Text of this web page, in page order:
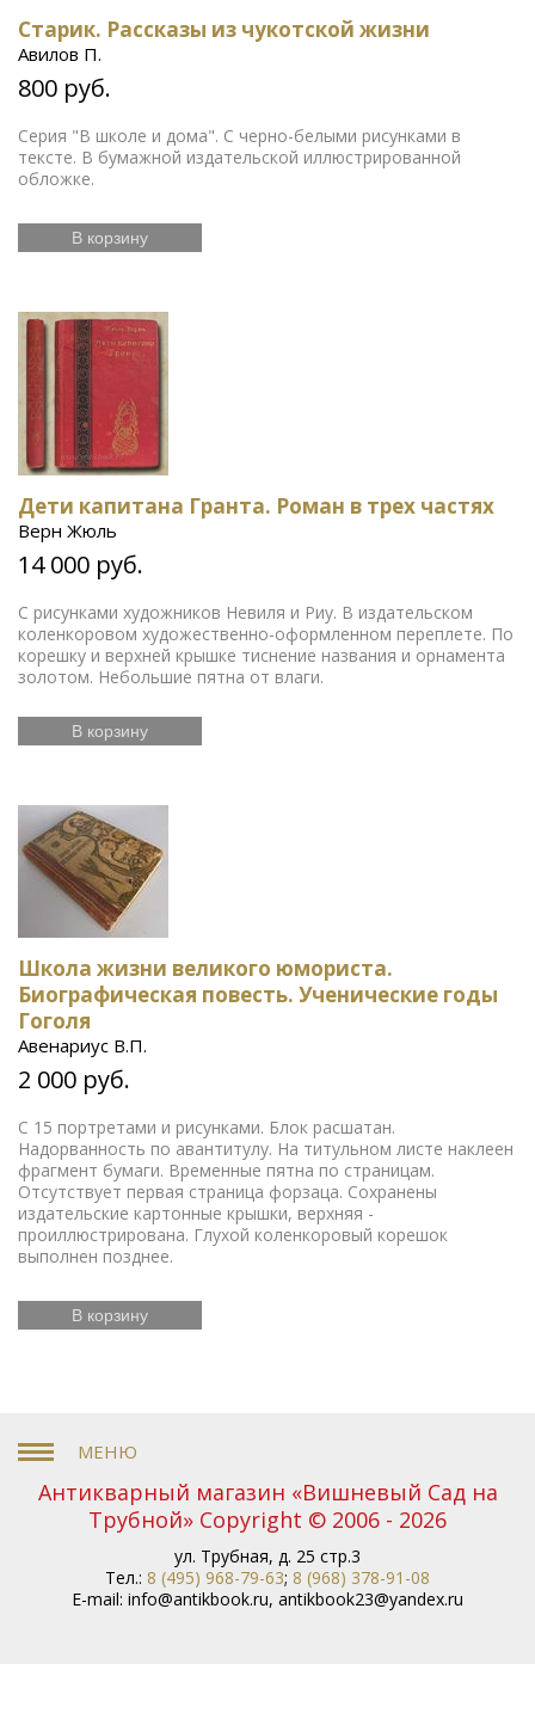
Старик. Рассказы из чукотской жизни
Авилов П.
800 руб.
Серия "В школе и дома". С черно-белыми рисунками в
тексте. В бумажной издательской иллюстрированной
обложке.
В корзину
Дети капитана Гранта. Роман в трех частях
Верн Жюль
14 000 руб.
С рисунками художников Невиля и Риу. В издательском
коленкоровом художественно-оформленном переплете. По
корешку и верхней крышке тиснение названия и орнамента
золотом. Небольшие пятна от влаги.
В корзину
Школа жизни великого юмориста.
Биографическая повесть. Ученические годы
Гоголя
Авенариус В.П.
2 000 руб.
С 15 портретами и рисунками. Блок расшатан.
Надорванность по авантитулу. На титульном листе наклеен
фрагмент бумаги. Временные пятна по страницам.
Отсутствует первая страница форзаца. Сохранены
издательские картонные крышки, верхняя -
проиллюстрирована. Глухой коленкоровый корешок
выполнен позднее.
В корзину
Антикварный магазин «Вишневый Сад на
Трубной» Copyright © 2006 - 2026
ул. Трубная, д. 25 стр.3
Тел.: 8 (495) 968-79-63; 8 (968) 378-91-08
E-mail: info@antikbook.ru, antikbook23@yandex.ru